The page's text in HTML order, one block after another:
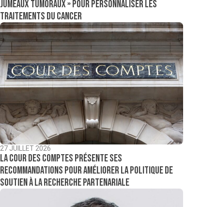
jumeaux tumoraux » pour personnaliser les
traitements du cancer
27 JUILLET 2026
La Cour des comptes présente ses
recommandations pour améliorer la politique de
soutien à la recherche partenariale